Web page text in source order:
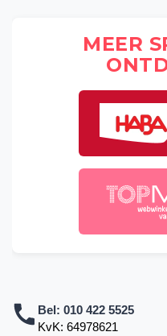
MEER
Bel: 010 422 5525
KvK: 64978621